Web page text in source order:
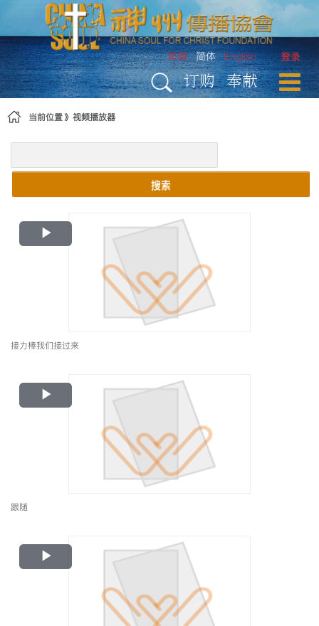
跳转到内容
登录
繁體 简体 English
订购 奉献
当前位置 视频播放器
搜索
Play
Video
接力棒我们接过来
Play
Video
跟随
Play
Video